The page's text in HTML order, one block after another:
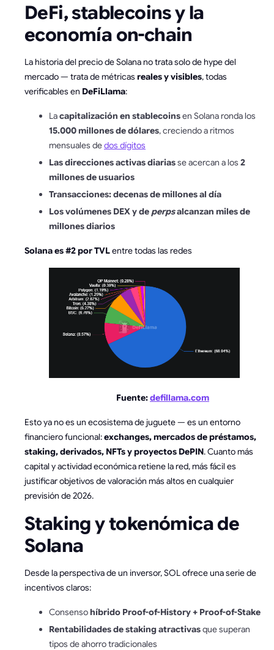
DeFi, stablecoins y la
economía on-chain
La historia del precio de Solana no trata solo de hype del
mercado — trata de métricas reales y visibles, todas
verificables en DeFiLlama:
Lacapitalización en stablecoinsen Solana ronda los
15.000 millones de dólares, creciendo a ritmos
mensuales dedos dígitos
Las direcciones activas diariasse acercan a los 2
millones de usuarios
Transacciones:decenas de millones al día
Los volúmenes DEX y de perpsalcanzan miles de
millones diarios
Solana es#2 por TVLentre todas las redes
Fuente:defillama.com
Esto ya no es un ecosistema de juguete — es un entorno
financiero funcional:exchanges, mercados de préstamos,
staking, derivados, NFTs y proyectos DePIN. Cuanto más
capital y actividad económica retiene la red, más fácil es
justificar objetivos de valoración más altos en cualquier
previsión de 2026.
Staking y tokenómica de
Solana
Desde la perspectiva de un inversor, SOL ofrece una serie de
incentivos claros:
Consensohíbrido Proof-of-History + Proof-of-Stake
Rentabilidades de staking atractivasque superan
tipos de ahorro tradicionales